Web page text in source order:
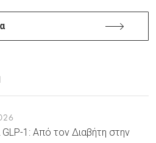
1: Από τον Διαβήτη στην